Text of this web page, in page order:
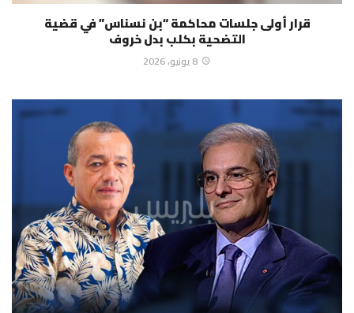
قرار أولى جلسات محاكمة “بن نسناس” في قضية
التضحية بكلب بدل خروف
8 يونيو، 2026